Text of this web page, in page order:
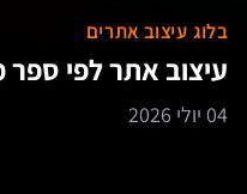
בלוג עיצוב אתרים
עיצוב אתר לפי ספר
04 יולי 2026